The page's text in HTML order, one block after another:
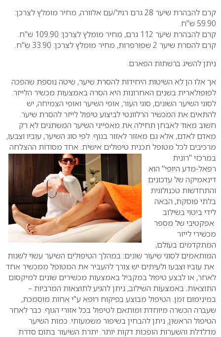
קרם להבהרת שיער 28 גרם רגיל/עם אלוורה, מחיר מומלץ לצרכן:
59.90 ש"ח.
קרם להבהרת שיער 112 גרם, מחיר מומלץ לצרכן: 109.90 ש"ח.
קרם להסרת שיער 2 שפורפרות, מחיר מומלץ לצרכן: 33.90 ש"ח.
ניתן להשיג ברשתות הפארם.
אך אלו הן לא השיטות היחידות להסרת שיער, שיטה נוספת שהפכה
לפופולארית בשנים האחרונות היא הסרה באמצעות מכשיר הלייזר.
לסוגי השיער השונים, סוגי העור, אופי השיער ואופי הצמיחה, יש
להתאים את המכשיר הרלוונטי לביצוע טיפול לייזר להסרת שיער.
חשוב מאוד לאבחן תחילה את מאפייני השיער המשתנים לא רק
מאדם לאדם, אלא גם מאזור לאזור בגוף. לפי סוג השיער, עוביו וצבעו,
מרכיבים לכל מטופל תכנית טיפולים אישית. אחד מסודות ההצלחה
במרכזי "רונית
רפאל-מדע היופי" הוא
דינאמיקה של עדכונים
והתחדשות טכנולוגית
בלתי פוסקת, הבאה
לידי ביטוי בשילוב
אפקטיבי של מספר
מכשירי לייזר
המתקדמים בעולם,
המותאמים לסוגי שיעור שונים: במהלך הטיפולים השיער עשוי לשנות
את עוביו וצבעו ולעיתים יש צורך להעביר את המטופל ממכשיר אחד
לאחר, או לבצע טיפול במקביל באמצעות מכשירים שונים למיקסום
התוצאות. באמצעות השילוב, ניתן להגיע לתוצאות המרביות –
במינימום זמן. הטיפול מבוצע בפיקוח רופא ע"י אחות מוסמכת,
שעברה הכשרה מיוחדת ומותאם לטיפול בכל אזורי הגוף. כבר לאחר
הטיפול הראשון, ניתן להבחין בשיפור משמעותי. כמות השיער
מדלדלת והשערות הופכות דקות יותר. יתרת השיעור בתום סדרת